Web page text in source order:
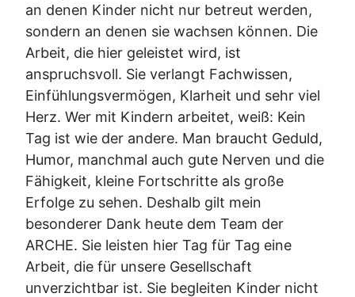
an denen Kinder nicht nur betreut werden,
sondern an denen sie wachsen können. Die
Arbeit, die hier geleistet wird, ist
anspruchsvoll. Sie verlangt Fachwissen,
Einfühlungsvermögen, Klarheit und sehr viel
Herz. Wer mit Kindern arbeitet, weiß: Kein
Tag ist wie der andere. Man braucht Geduld,
Humor, manchmal auch gute Nerven und die
Fähigkeit, kleine Fortschritte als große
Erfolge zu sehen. Deshalb gilt mein
besonderer Dank heute dem Team der
ARCHE. Sie leisten hier Tag für Tag eine
Arbeit, die für unsere Gesellschaft
unverzichtbar ist. Sie begleiten Kinder nicht